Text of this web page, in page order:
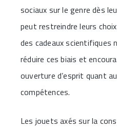
sociaux sur le genre dès
peut restreindre leurs
des cadeaux scientifiques
réduire ces biais et
ouverture d’esprit quant
compétences.
Les jouets axés sur la